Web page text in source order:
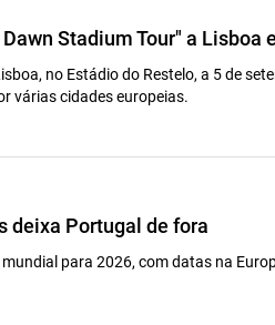
Stadium Tour" a Lisboa
no Estádio do Restelo, a 5 de
várias cidades europeias.
deixa Portugal de fora
para 2026, com datas na